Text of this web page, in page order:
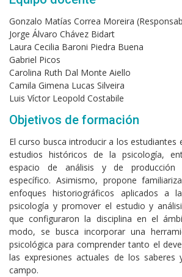
Gonzalo Matías Correa Moreira
Jorge Álvaro Chávez Bidart
Laura Cecilia Baroni Piedra Buena
Gabriel Picos
Carolina Ruth Dal Monte Aiello
Camila Gimena Lucas Silveira
Luis Víctor Leopold Costabile
Objetivos de formación
El curso busca introducir a los estudiantes
estudios históricos de la psicología,
espacio de análisis y de producción
específico. Asimismo, propone
enfoques historiográficos aplicados a
psicología y promover el estudio y
que configuraron la disciplina en el
modo, se busca incorporar una
psicológica para comprender tanto el
las expresiones actuales de los saberes
campo.